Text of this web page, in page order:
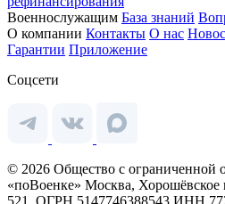
Военнослужащим База знаний
О компании Контакты О нас
Гарантии Приложение
Соцсети
© 2026 Общество с ограниченной
«поВоенке» Москва, Хорошёвское
521, ОГРН 5147746388543 ИНН